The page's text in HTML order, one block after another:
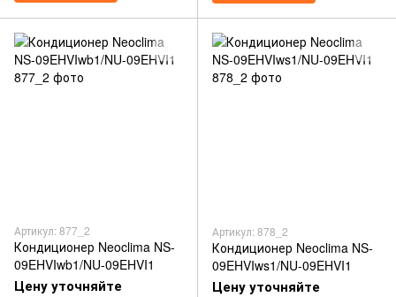
Артикул: 877_2
Кондиционер Neoclima NS-
09EHVIwb1/NU-09EHVI1
Цену уточняйте
Артикул: 878_2
Кондиционер Neoclima NS-
09EHVIws1/NU-09EHVI1
Цену уточняйте